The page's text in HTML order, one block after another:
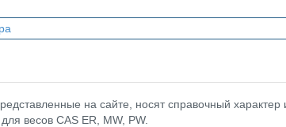
на сайте, носят справочный
весов CAS ER, MW, PW.